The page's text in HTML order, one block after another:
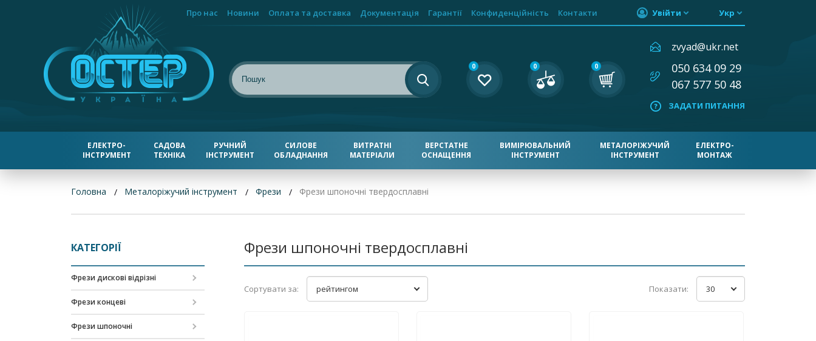
Про нас Новини Оплата та доставка Документація Гарантії Конфиденційність Контакти Увійти Укр
0 0 0
zvyad@ukr.net
050 634 09 29
067 577 50 48
ЗАДАТИ ПИТАННЯ
ЕЛЕКТРО-
ІНСТРУМЕНТ
САДОВА
ТЕХНІКА
РУЧНИЙ
ІНСТРУМЕНТ
СИЛОВЕ
ОБЛАДНАННЯ
ВИТРАТНІ
МАТЕРІАЛИ
ВЕРСТАТНЕ
ОСНАЩЕННЯ
ВИМІРЮВАЛЬНИЙ
ІНСТРУМЕНТ
МЕТАЛОРІЖУЧИЙ
ІНСТРУМЕНТ
ЕЛЕКТРО-
МОНТАЖ
Головна Металоріжучий інструмент Фрези Фрези шпоночні твердосплавні
КАТЕГОРІЇ
Фрези дискові відрізні
Фрези концеві
Фрези шпоночні
Фрези шпоночні твердосплавні
Сортувати за: рейтингом Показати: 30